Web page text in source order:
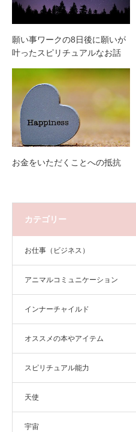
願い事ワークの8日後に願いが
叶ったスピリチュアルなお話
お金をいただくことへの抵抗
カテゴリー
お仕事（ビジネス）
アニマルコミュニケーション
インナーチャイルド
オススメの本やアイテム
スピリチュアル能力
天使
宇宙